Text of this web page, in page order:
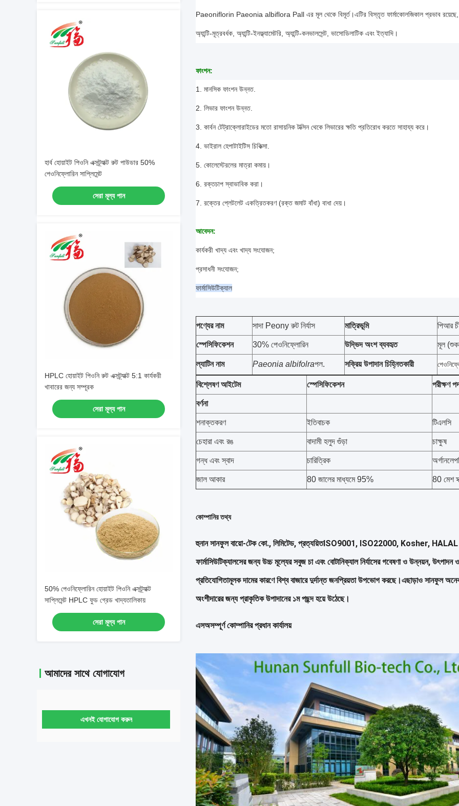
হার্ব হোয়াইট পিওনি এক্সট্র্যাক্ট রুট পাউডার 50%
পেওনিফ্লোরিন সাপ্লিমেন্ট
সেরা মূল্য পান
HPLC হোয়াইট পিওনি রুট এক্সট্র্যাক্ট 5:1 কার্যকরী
খাবারের জন্য সম্পূরক
সেরা মূল্য পান
50% পেওনিফ্লোরিন হোয়াইট পিওনি এক্সট্র্যাক্ট
সাপ্লিমেন্ট HPLC ফুড গ্রেড খাদ্যতালিকায়
সেরা মূল্য পান
আমাদের সাথে যোগাযোগ
এখনই যোগাযোগ করুন
Paeoniflorin Paeonia albiflora Pall এর মূল থেকে বিমূর্ত।এটির বিস্তৃত ফার্মাকোলজিকাল প্রভাব রয়েছে,
অ্যান্টি-মূত্রবর্ধক, অ্যান্টি-ইনফ্ল্যামেটরি, অ্যান্টি-কনভালসেন্ট, ভাসোডিলাটিক এবং ইত্যাদি।
ফাংশন:
1. মানসিক ফাংশন উন্নত.
2. লিভার ফাংশন উন্নত.
3. কার্বন টেট্রাক্লোরাইডের মতো রাসায়নিক টক্সিন থেকে লিভারের ক্ষতি প্রতিরোধ করতে সাহায্য করে।
4. ভাইরাল হেপাটাইটিস চিকিত্সা.
5. কোলেস্টেরলের মাত্রা কমায়।
6. রক্তচাপ স্বাভাবিক করা।
7. রক্তের প্লেটলেট একত্রিতকরণ (রক্ত জমাট বাঁধা) বাধা দেয়।
আবেদন:
কার্যকরী খাদ্য এবং খাদ্য সংযোজন;
প্রসাধনী সংযোজন;
ফার্মাসিউটিক্যাল
পণ্যের নাম সাদা Peony রুট নির্যাস মাত্রিভূমি পিআর
স্পেসিফিকেশন 30% পেওনিফ্লোরিন উদ্ভিদ অংশ ব্যবহৃত মূল
ল্যাটিন নাম Paeonia albifolraপল. সক্রিয় উপাদান চিহ্নিতকারী
বিশ্লেষণ আইটেম স্পেসিফিকেশন পরীক্ষণ
বর্ণনা
শনাক্তকরণ ইতিবাচক টিএলসি
চেহারা এবং রঙ বাদামী হলুদ গুঁড়া চাক্ষুষ
গন্ধ এবং স্বাদ চারিত্রিক
জাল আকার 80 জালের মাধ্যমে 95% 80 মেশ
কোম্পানির তথ্য
হুনান সানফুল বায়ো-টেক কো., লিমিটেড, প্রত্যয়িতISO9001, ISO22000, Kosher, HALAL এবং
ফার্মাসিউটিক্যালসের জন্য উচ্চ মূল্যের সবুজ চা এবং বোটানিক্যাল নির্যাসের গবেষণা ও উন্নয়ন,
প্রতিযোগিতামূলক দামের কারণে বিশ্ব বাজারে দুর্দান্ত জনপ্রিয়তা উপভোগ করছে।এছাড়াও সানফুল
অংশীদারের জন্য প্রাকৃতিক উপাদানের ১ম পছন্দ হয়ে উঠেছে।
এসঅসম্পূর্ণ কোম্পানির প্রধান কার্যালয়